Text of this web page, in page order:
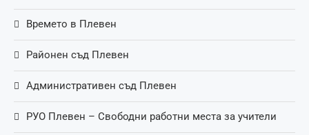
Времето в Плевен
Районен съд Плевен
Административен съд Плевен
РУО Плевен – Свободни работни места за учители